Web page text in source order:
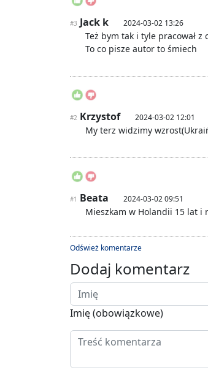
#3 Jack k 2024-03-02 13:26
Też bym tak i tyle pracował z
To co pisze autor to śmiech
#2 Krzystof 2024-03-02 12:01
My terz widzimy
#1 Beata 2024-03-02 09:51
Mieszkam w Holandii 15 lat i
Odśwież komentarze
Dodaj komentarz
Imię (obowiązkowe)